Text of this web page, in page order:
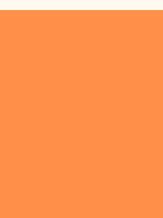
Cacao